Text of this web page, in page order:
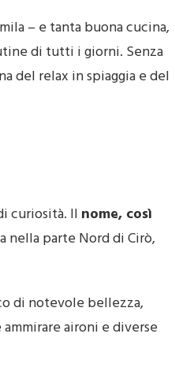
– e tanta buona cucina,
di tutti i giorni. Senza
del relax in spiaggia e del
curiosità. Il nome, così
nella parte Nord di Cirò,
di notevole bellezza,
aironi e diverse